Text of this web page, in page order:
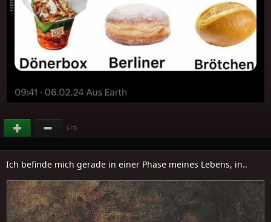
(-73)
Ich befinde mich gerade in einer Phase meines Lebens, in..